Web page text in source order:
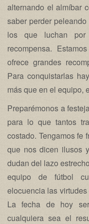
alternando el almíbar
saber perder
los que luchan
recompensa.
ofrece grandes
Para conquistarlas
más que en el equipo,
Preparémonos a
para lo que tantos
costado. Tengamos fe
que nos dicen ilusos
dudan del lazo
equipo de fútbol
elocuencia las
La fecha de hoy
cualquiera sea el